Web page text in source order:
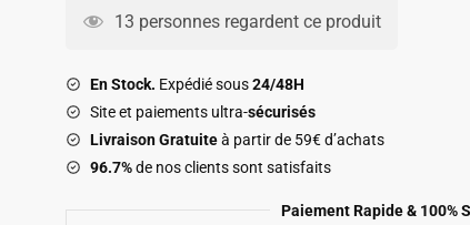
PSG
2026
Désiré
Doué
13 personnes regardent ce produit
En Stock. Expédié sous24/48H
Site et paiements ultra-sécurisés
Livraison Gratuiteà partir de 59€ d’achats
96.7%de nos clients sont satisfaits
Paiement Rapide & 100%